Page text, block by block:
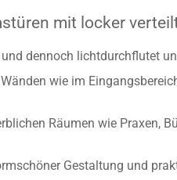
mit locker
dennoch lichtdurchflutet
wie im
Räumen wie Praxen,
Gestaltung und